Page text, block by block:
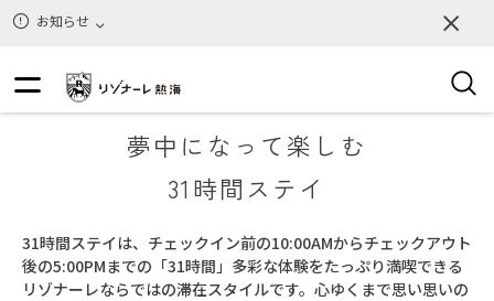
お知らせ
夢中になって楽しむ
31時間ステイ
31時間ステイは、チェックイン前の10:00AMからチェックアウト
後の5:00PMまでの「31時間」多彩な体験をたっぷり満喫できる
リゾナーレならではの滞在スタイルです。心ゆくまで思い思いの